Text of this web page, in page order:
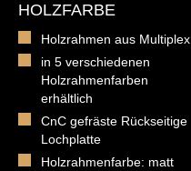
HOLZFARBE
Holzrahmen aus Multiplex
in 5 verschiedenen
Holzrahmenfarben
erhältlich
CnC gefräste Rückseitige
Lochplatte
Holzrahmenfarbe: matt